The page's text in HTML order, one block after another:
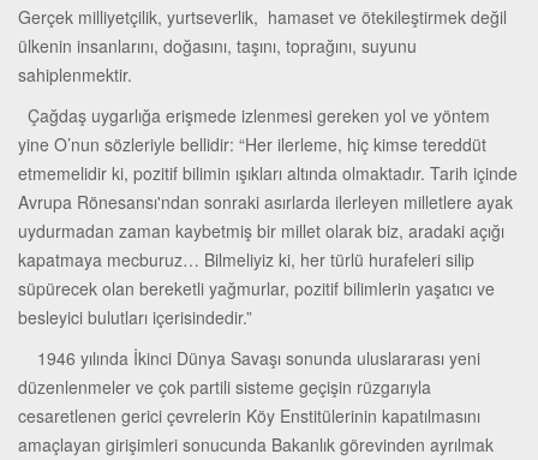
Gerçek milliyetçilik, yurtseverlik, hamaset ve ötekileştirmek değil
ülkenin insanlarını, doğasını, taşını, toprağını, suyunu
sahiplenmektir.
Çağdaş uygarlığa erişmede izlenmesi gereken yol ve yöntem
yine O’nun sözleriyle bellidir: “Her ilerleme, hiç kimse tereddüt
etmemelidir ki, pozitif bilimin ışıkları altında olmaktadır. Tarih içinde
Avrupa Rönesansı'ndan sonraki asırlarda ilerleyen milletlere ayak
uydurmadan zaman kaybetmiş bir millet olarak biz, aradaki açığı
kapatmaya mecburuz… Bilmeliyiz ki, her türlü hurafeleri silip
süpürecek olan bereketli yağmurlar, pozitif bilimlerin yaşatıcı ve
besleyici bulutları içerisindedir.”
1946 yılında İkinci Dünya Savaşı sonunda uluslararası yeni
düzenlenmeler ve çok partili sisteme geçişin rüzgarıyla
cesaretlenen gerici çevrelerin Köy Enstitülerinin kapatılmasını
amaçlayan girişimleri sonucunda Bakanlık görevinden ayrılmak